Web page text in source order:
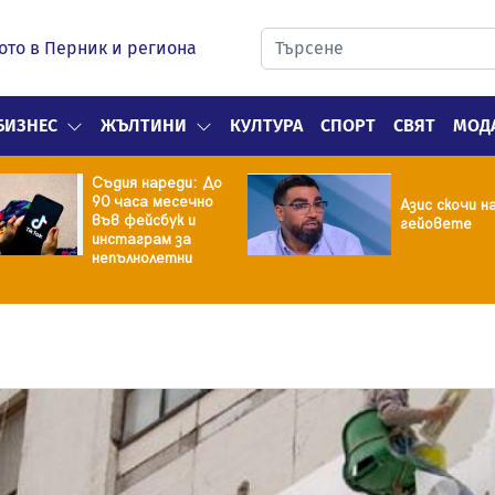
в Перник и региона
ЖЪЛТИНИ КУЛТУРА СПОРТ СВЯТ
Съдия нареди: До
90 часа месечно
във фейсбук и
инстаграм за
непълнолетни
Азис скочи
гейовете